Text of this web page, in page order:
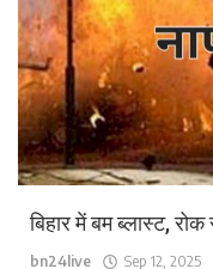
बिहार में बम ब्लास्ट,
bn24live Sep 12, 2025